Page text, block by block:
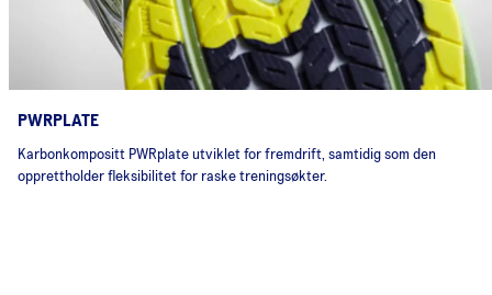
PWRPLATE
Karbonkompositt PWRplate utviklet for fremdrift, samtidig som den
opprettholder fleksibilitet for raske treningsøkter.